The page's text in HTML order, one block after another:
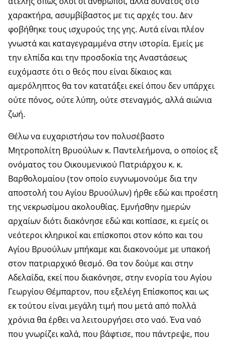
χαρακτήρα, ασυμβίβαστος με τις αρχές του. Δεν
φοβήθηκε τους ισχυρούς της γης. Αυτά είναι πλέον
γνωστά και καταγεγραμμένα στην ιστορία. Εμείς με
την ελπίδα και την προσδοκία της Αναστάσεως
ευχόμαστε ότι ο θεός που είναι δίκαιος και
αμερόληπτος θα τον κατατάξει εκεί όπου δεν υπάρχει
ούτε πόνος, ούτε λύπη, ούτε στεναγμός, αλλά αιώνια
ζωή.
Θέλω να ευχαριστήσω τον πολυσέβαστο
Μητροπολίτη Βρυούλων κ. Παντελεήμονα, ο οποίος εξ
ονόματος του Οικουμενικού Πατριάρχου κ. κ.
Βαρθολομαίου (τον οποίο ευγνωμονούμε δια την
αποστολή του Αγίου Βρυούλων) ήρθε εδώ και προέστη
της νεκρωσίμου ακολουθίας. Εμνήσθην ημερών
αρχαίων διότι διακόνησε εδώ και κοπίασε, κι εμείς οι
νεότεροι κληρικοί και επίσκοποι στον κόπο και του
Αγίου Βρυούλων μπήκαμε και διακονούμε με υπακοή
στον πατριαρχικό θεσμό. Θα τον δούμε και στην
Αδελαΐδα, εκεί που διακόνησε, στην ενορία του Αγίου
Γεωργίου Θέμπαρτον, που εξελέγη Επίσκοπος και ως
εκ τούτου είναι μεγάλη τιμή που μετά από πολλά
χρόνια θα έρθει να λειτουργήσει στο ναό. Ένα ναό
που γνωρίζει καλά, που βάφτισε, που πάντρεψε, που